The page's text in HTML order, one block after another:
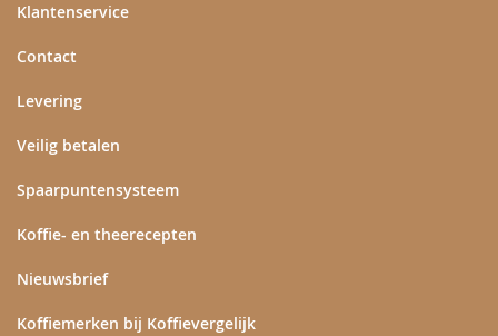
Klantenservice
Contact
Levering
Veilig betalen
Spaarpuntensysteem
Koffie- en theerecepten
Nieuwsbrief
Koffiemerken bij Koffievergelijk